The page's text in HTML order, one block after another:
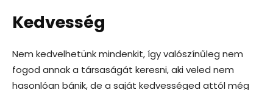
Kedvesség
Nem kedvelhetünk mindenkit, így valószínűleg nem
fogod annak a társaságát keresni, aki veled nem
hasonlóan bánik, de a saját kedvességed attól még